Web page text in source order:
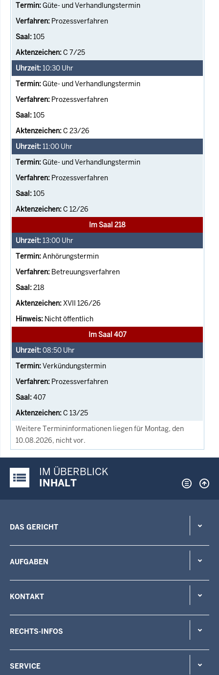
Güte- und Verhandlungstermin
Prozessverfahren
105
C 7/25
10:30 Uhr
Güte- und Verhandlungstermin
Prozessverfahren
105
C 23/26
11:00 Uhr
Güte- und Verhandlungstermin
Prozessverfahren
105
C 12/26
Im Saal 218
13:00 Uhr
Anhörungstermin
Betreuungsverfahren
218
XVII 126/26
Nicht öffentlich
Im Saal 407
08:50 Uhr
Verkündungstermin
Prozessverfahren
407
C 13/25
Weitere Termininformationen liegen für Montag, den
10.08.2026, nicht vor.
Justiz-Portal im Überblick:
IM ÜBERBLICK
INHALT
DAS GERICHT
AUFGABEN
KONTAKT
RECHTS-INFOS
SERVICE